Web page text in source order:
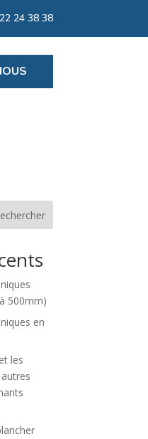
24 38 38
500mm)
en
les